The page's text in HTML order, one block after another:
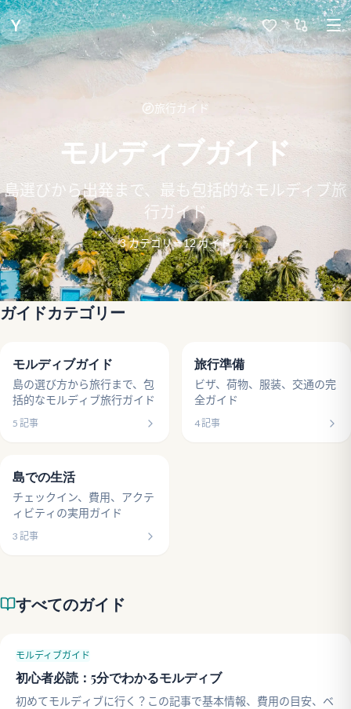
Y
旅行ガイド
モルディブガイド
島選びから出発まで、最も包括的なモルディブ旅
行ガイド
3カテゴリー12ガイド
ガイドカテゴリー
モルディブガイド
島の選び方から旅行まで、包
括的なモルディブ旅行ガイド
5 記事
旅行準備
ビザ、荷物、服装、交通の完
全ガイド
4記事
島での生活
チェックイン、費用、アクテ
ィビティの実用ガイド
3 記事
すべてのガイド
モルディブガイド
初心者必読：5分でわかるモルディブ
初めてモルディブに行く？この記事で基本情報、費用の目安、ベ